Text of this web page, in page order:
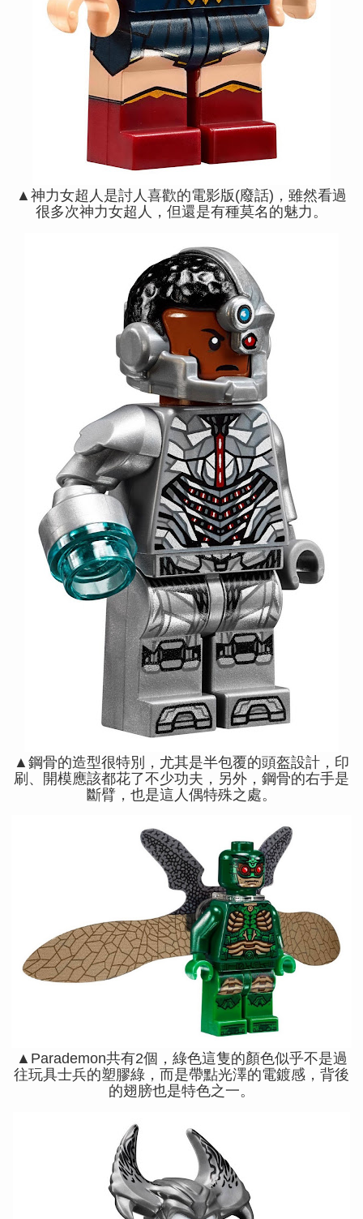
▲神力女超人是討人喜歡的電影版(廢話)，雖然看過
很多次神力女超人，但還是有種莫名的魅力。
▲鋼骨的造型很特別，尤其是半包覆的頭盔設計，印
刷、開模應該都花了不少功夫，另外，鋼骨的右手是
斷臂，也是這人偶特殊之處。
▲Parademon共有2個，綠色這隻的顏色似乎不是過
往玩具士兵的塑膠綠，而是帶點光澤的電鍍感，背後
的翅膀也是特色之一。